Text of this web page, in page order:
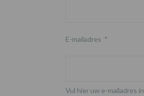
E-mailadres *
Vul hier uw e-mailadres in